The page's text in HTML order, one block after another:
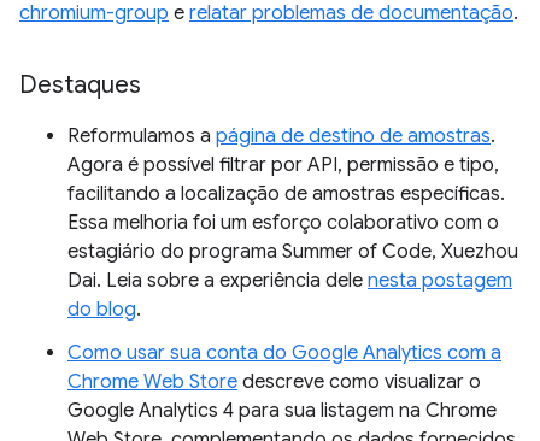
chromium-group e relatar problemas de documentação.
Destaques
Reformulamos a página de destino de amostras.
Agora é possível filtrar por API, permissão e tipo,
facilitando a localização de amostras específicas.
Essa melhoria foi um esforço colaborativo com o
estagiário do programa Summer of Code, Xuezhou
Dai. Leia sobre a experiência dele nesta postagem
do blog.
Como usar sua conta do Google Analytics com a
Chrome Web Store descreve como visualizar o
Google Analytics 4 para sua listagem na Chrome